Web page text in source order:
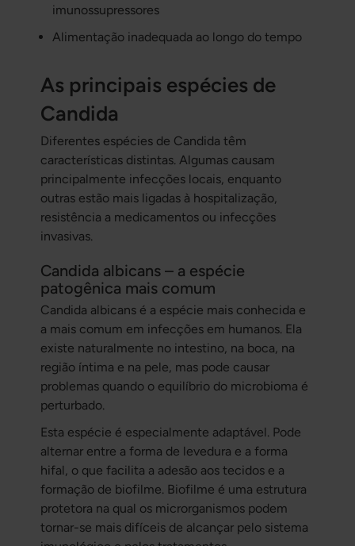
imunossupressores
Alimentação inadequada ao longo do tempo
As principais espécies de
Candida
Diferentes espécies de Candida têm
características distintas. Algumas causam
principalmente infecções locais, enquanto
outras estão mais ligadas à hospitalização,
resistência a medicamentos ou infecções
invasivas.
Candida albicans – a espécie
patogênica mais comum
Candida albicansé a espécie mais conhecida e
a mais comum em infecções em humanos. Ela
existe naturalmente no intestino, na boca, na
região íntima e na pele, mas pode causar
problemas quando o equilíbrio do microbioma é
perturbado.
Esta espécie é especialmente adaptável. Pode
alternar entre a forma de levedura e a forma
hifal, o que facilita a adesão aos tecidos e a
formação de biofilme. Biofilme é uma estrutura
protetora na qual os microrganismos podem
tornar-se mais difíceis de alcançar pelo sistema